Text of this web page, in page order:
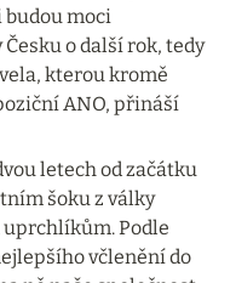
moci
o další rok, tedy
kterou kromě
ANO, přináší
letech od začátku
šoku z války
Podle
včlenění do